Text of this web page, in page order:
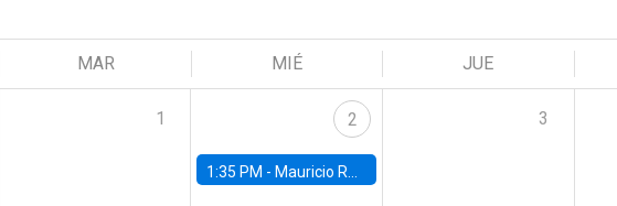
MAR MIÉ JUE
1 2
1:35 PM - Mauricio Romero, ITAM
3